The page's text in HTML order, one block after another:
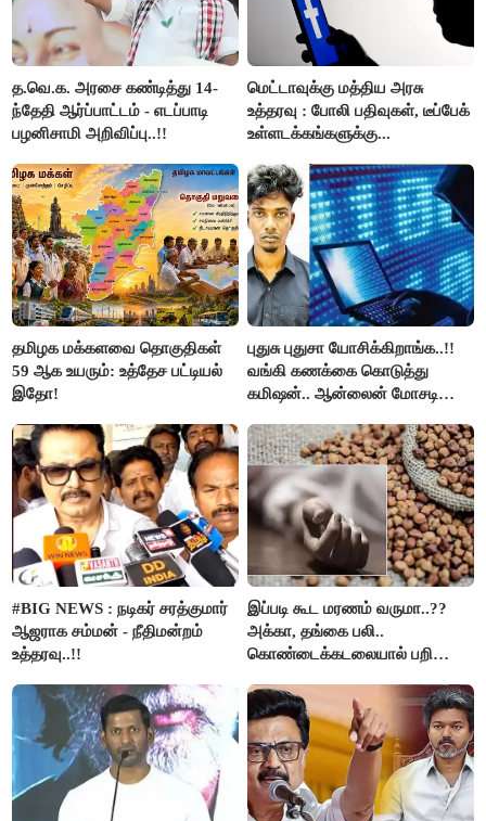
த.வெ.க. அரசை கண்டித்து 14-
ந்தேதி ஆர்ப்பாட்டம் - எடப்பாடி
பழனிசாமி அறிவிப்பு..!!
மெட்டாவுக்கு மத்திய அரசு
உத்தரவு : போலி பதிவுகள், டீப்பேக்
உள்ளடக்கங்களுக்கு...
தமிழக மக்களவை தொகுதிகள்
59 ஆக உயரும்: உத்தேச பட்டியல்
இதோ!
புதுசு புதுசா யோசிக்கிறாங்க..!!
வங்கி கணக்கை கொடுத்து
கமிஷன்.. ஆன்லைன் மோசடி
கைது..!!
#BIG NEWS : நடிகர் சரத்குமார்
ஆஜராக சம்மன் - நீதிமன்றம்
உத்தரவு..!!
இப்படி கூட மரணம் வருமா..??
அக்கா, தங்கை பலி..
கொண்டைக்கடலையால் பறிபோன